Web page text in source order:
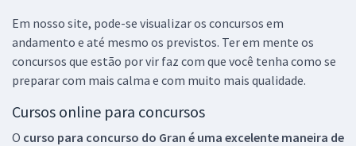
Em nosso site, pode-se visualizar os concursos em
andamento e até mesmo os previstos. Ter em mente os
concursos que estão por vir faz com que você tenha como se
preparar com mais calma e com muito mais qualidade.
Cursos online para concursos
O curso para concurso do Gran é uma excelente maneira de